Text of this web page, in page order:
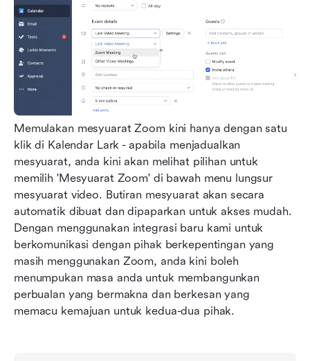
Memulakan mesyuarat Zoom kini hanya dengan satu
klik di Kalendar Lark - apabila menjadualkan
mesyuarat, anda kini akan melihat pilihan untuk
memilih 'Mesyuarat Zoom' di bawah menu lungsur
mesyuarat video. Butiran mesyuarat akan secara
automatik dibuat dan dipaparkan untuk akses mudah.
Dengan menggunakan integrasi baru kami untuk
berkomunikasi dengan pihak berkepentingan yang
masih menggunakan Zoom, anda kini boleh
menumpukan masa anda untuk membangunkan
perbualan yang bermakna dan berkesan yang
memacu kemajuan untuk kedua-dua pihak.